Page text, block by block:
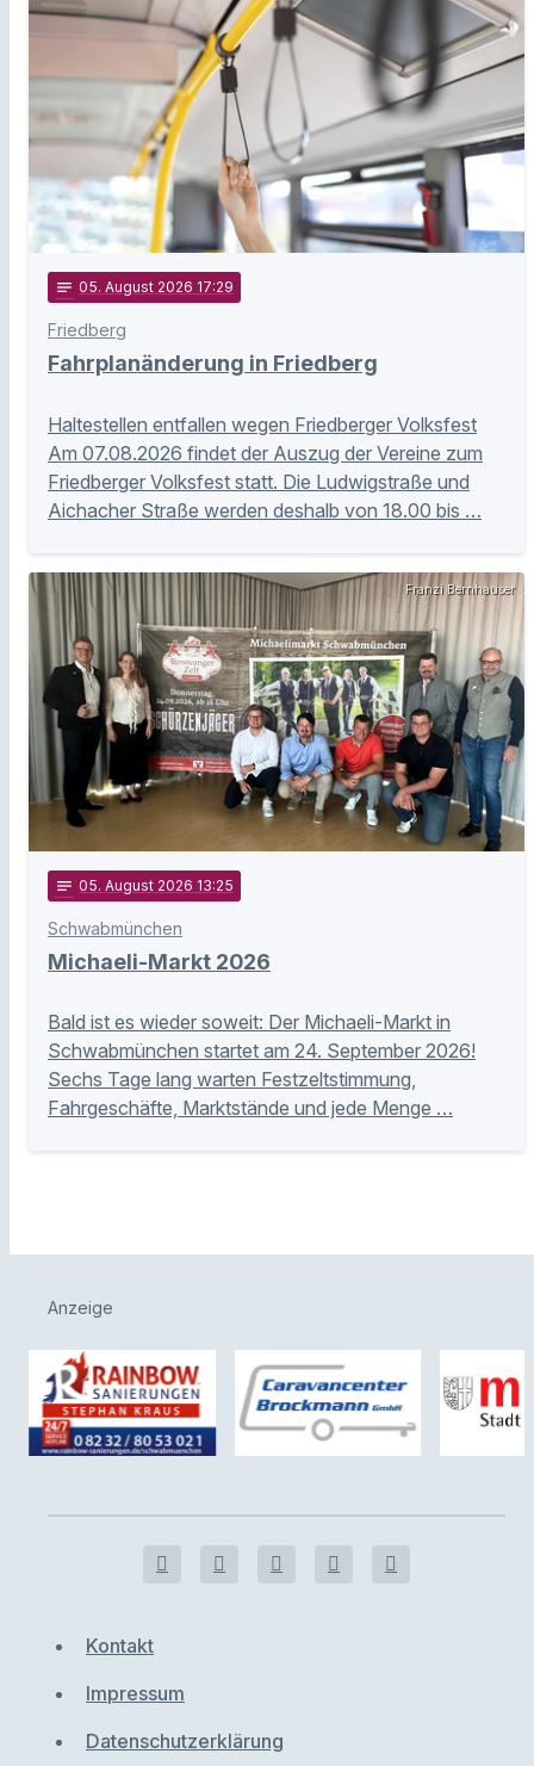
notes 05. August 2026 17:29
Friedberg
Fahrplanänderung in Friedberg
Haltestellen entfallen wegen Friedberger Volksfest
Am 07.08.2026 findet der Auszug der Vereine zum
Friedberger Volksfest statt. Die Ludwigstraße und
Aichacher Straße werden deshalb von 18.00 bis …
Franzi Bernhauser
notes 05. August 2026 13:25
Schwabmünchen
Michaeli-Markt 2026
Bald ist es wieder soweit: Der Michaeli-Markt in
Schwabmünchen startet am 24. September 2026!
Sechs Tage lang warten Festzeltstimmung,
Fahrgeschäfte, Marktstände und jede Menge …
Anzeige
Kontakt
Impressum
Datenschutzerklärung